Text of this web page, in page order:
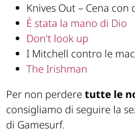
Knives Out – Cena con
È stata la mano di Dio
Don't look up
I Mitchell contro le
The Irishman
Per non perdere tutte le
consigliamo di seguire la
di Gamesurf.